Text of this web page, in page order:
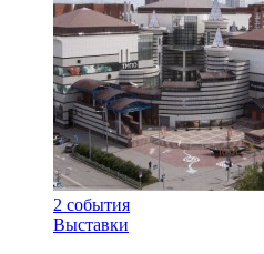
2 события
Выставки